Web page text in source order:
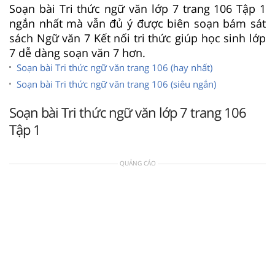
Soạn bài Tri thức ngữ văn lớp 7 trang 106 Tập 1
ngắn nhất mà vẫn đủ ý được biên soạn bám sát
sách Ngữ văn 7 Kết nối tri thức giúp học sinh lớp
7 dễ dàng soạn văn 7 hơn.
Soạn bài Tri thức ngữ văn trang 106 (hay nhất)
Soạn bài Tri thức ngữ văn trang 106 (siêu ngắn)
Soạn bài Tri thức ngữ văn lớp 7 trang 106
Tập 1
QUẢNG CÁO